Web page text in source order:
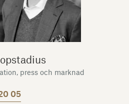
press och marknad
05